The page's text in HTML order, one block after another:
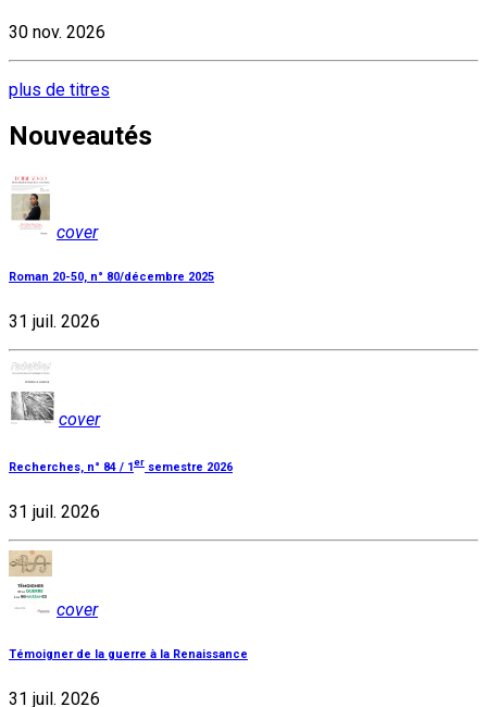
30 nov. 2026
plus de titres
Nouveautés
cover
Roman 20-50, n° 80/décembre 2025
31 juil. 2026
cover
Recherches, n° 84 / 1er semestre 2026
31 juil. 2026
cover
Témoigner de la guerre à la Renaissance
31 juil. 2026